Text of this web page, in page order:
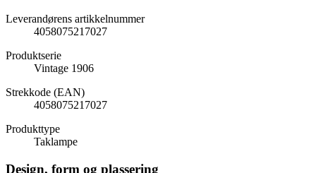
Leverandørens artikkelnummer
4058075217027
Produktserie
Vintage 1906
Strekkode (EAN)
4058075217027
Produkttype
Taklampe
Design, form og plassering